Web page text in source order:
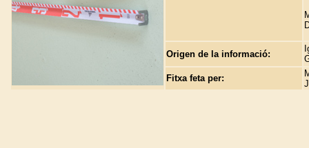
Origen de la informació:
Fitxa feta per: